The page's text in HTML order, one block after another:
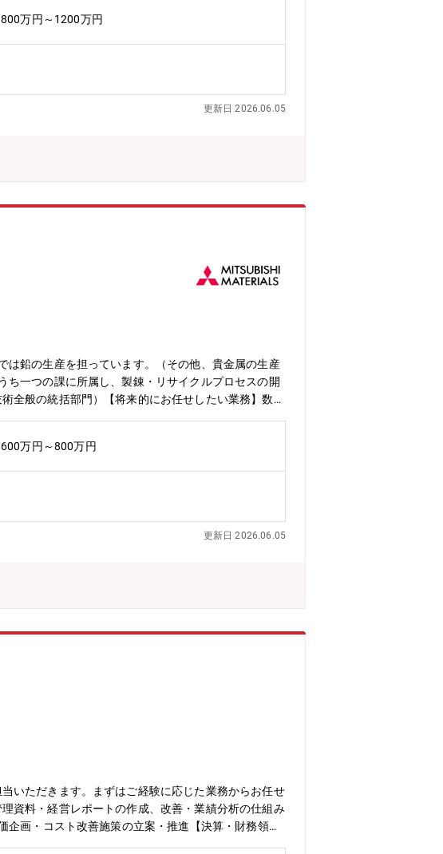
くださる人材を採用することで、組織強化を図るた
して2つの勤務地があり、選考過程で希望勤務地をお
東京）、国内および海外（インドネシアやオランダ）
浜製錬株式会社＞入社後は小名浜製錬株式会社へ出
ム制（コアタイム無し）※標準的な勤務時間です。
厚生、各種処遇は三菱マテリアル（株）の制度に基づ
・標準勤務時間：8:00～17:00（標準休憩時間60分）
とができます。リサイクルプロセス技術の開発・改善
電などに使われる機械部品や電子材料・部品、それら
(DX)、Human Resources Transformatio
する希有な環境が三菱マテリアルにはあります。この
800万円～1200万円
更新日 2026.06.05
は鉛の生産を担っています。（その他、貴金属の生産
一つの課に所属し、製錬・リサイクルプロセスの開
全般の統括部門）【将来的にお任せしたい業務】数年
面で事業を支えてくださる人材を採用することで、組
務地：初任地として2つの勤務地があり、選考過程で
〇転勤：本社（東京）、国内および海外（インドネシ
地情報】＜小名浜製錬株式会社＞入社後は小名浜製
フレックスタイム制（コアタイム無し）※標準的な
：120日・福利厚生、各種処遇は三菱マテリアル
、勤務頂きます。・標準勤務時間：8:00～17:00（標
献することができます。また業務を通じて、各種素材
硬工具)も製造・販売し、さらにリサイクル事業も行
進しております。大きな器でありながらも急速に変
600万円～800万円
更新日 2026.06.05
いただきます。まずはご経験に応じた業務からお任せ
資料・経営レポートの作成、改善・業績分析の仕組み
企画・コスト改善施策の立案・推進【決算・財務領